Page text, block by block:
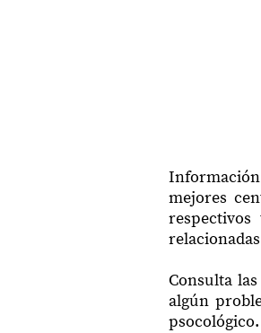
mejores
Consulta
algún
psocológico.